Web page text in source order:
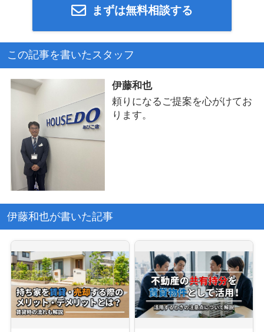
まずは無料相談する
この記事を書いたスタッフ
伊藤和也
頼りになるご提案を心がけてお
ります。
伊藤和也が書いた記事